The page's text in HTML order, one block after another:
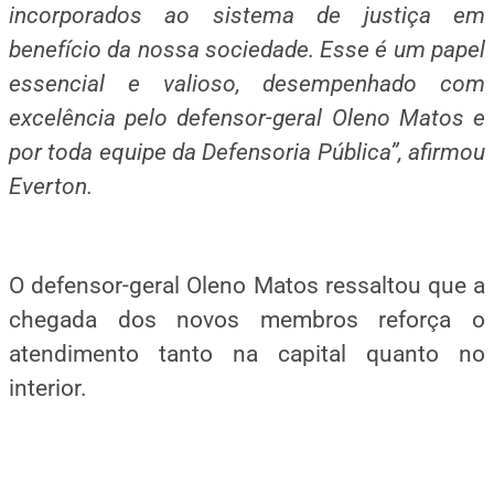
incorporados ao sistema de justiça em
benefício da nossa sociedade. Esse é um papel
essencial e valioso, desempenhado com
excelência pelo defensor-geral Oleno Matos e
por toda equipe da Defensoria Pública”, afirmou
Everton.
O defensor-geral Oleno Matos ressaltou que a
chegada dos novos membros reforça o
atendimento tanto na capital quanto no
interior.